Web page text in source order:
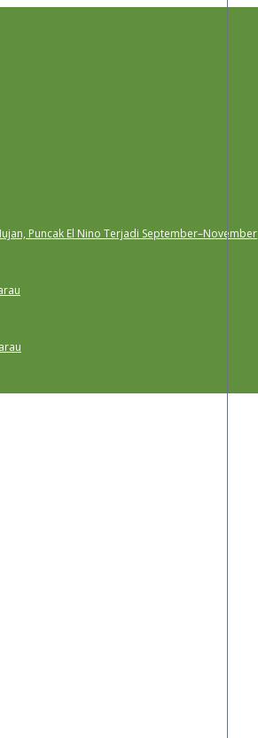
Puncak El Nino Terjadi September–November